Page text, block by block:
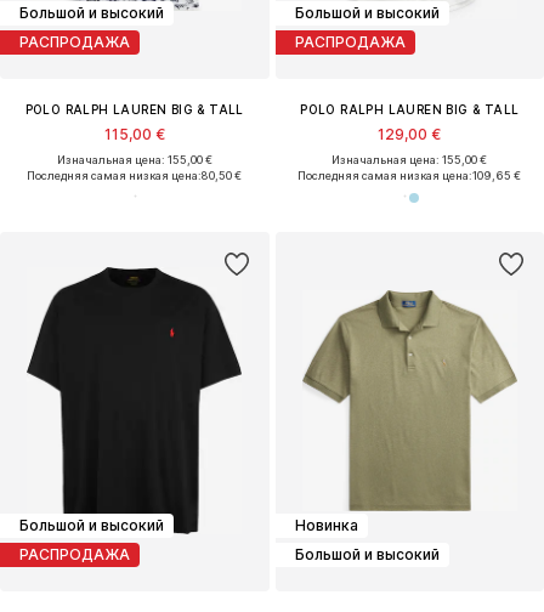
Большой и высокий
РАСПРОДАЖА
POLO RALPH LAUREN BIG & TALL
115,00 €
Изначальная цена: 155,00 €
Последняя самая низкая цена:80,50 €
Большой и высокий
РАСПРОДАЖА
POLO RALPH LAUREN BIG & TALL
129,00 €
Изначальная цена: 155,00 €
Последняя самая низкая цена:109,65 €
Большой и высокий
РАСПРОДАЖА
Новинка
Большой и высокий